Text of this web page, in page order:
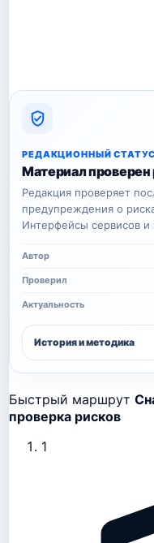
РЕДАКЦИОННЫЙ СТАТУС
Материал
Редакция проверяет
предупреждения о
Интерфейсы сервисов и
Автор
Проверил
Актуальность
История и методика
Быстрый маршрут
проверка рисков
1